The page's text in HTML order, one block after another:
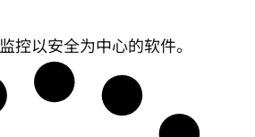
控以安全为中心的软件。